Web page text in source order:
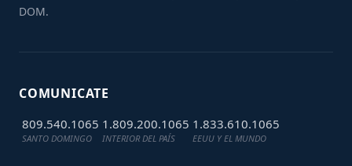
DOM.
COMUNICATE
809.540.1065
SANTO DOMINGO
1.809.200.1065
INTERIOR DEL PAÍS
1.833.610.1065
EEUU Y EL MUNDO